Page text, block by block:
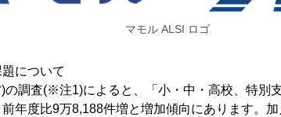
マモル ALSI ロゴ
について
の調査(※注1)によると、「小・中・高校、特別
年度比9万8,188件増と増加傾向にあります。